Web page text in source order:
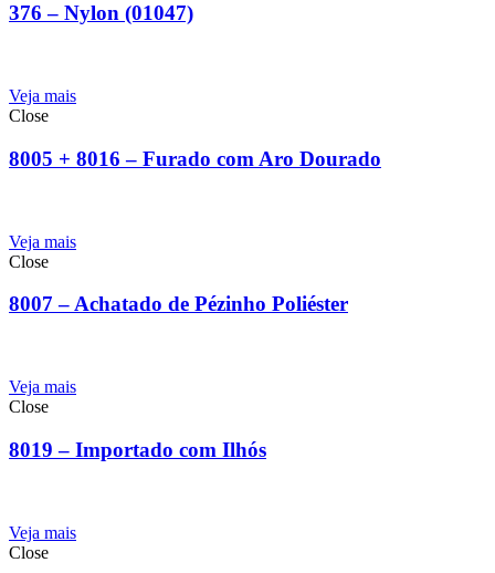
376 – Nylon (01047)
Veja mais
Close
8005 + 8016 – Furado com Aro Dourado
Veja mais
Close
8007 – Achatado de Pézinho Poliéster
Veja mais
Close
8019 – Importado com Ilhós
Veja mais
Close